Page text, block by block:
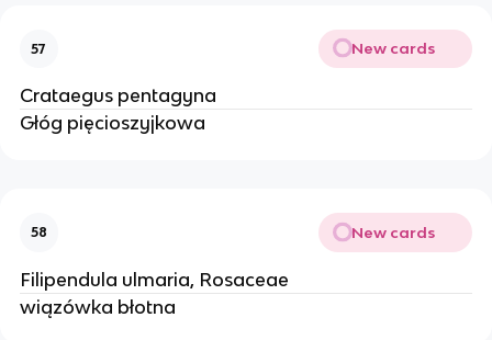
57 New cards
Crataegus pentagyna
Głóg pięcioszyjkowa
58 New cards
Filipendula ulmaria, Rosaceae
wiązówka błotna